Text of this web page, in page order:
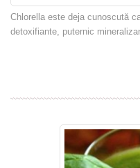
Chlorella este deja cunoscută
detoxifiante, puternic